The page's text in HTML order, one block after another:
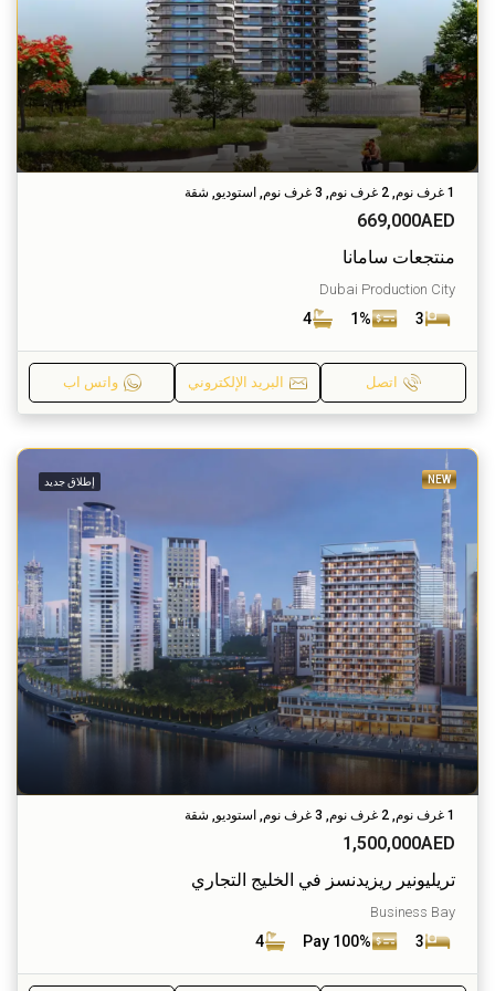
1 غرف نوم, 2 غرف نوم, 3 غرف نوم, استوديو, شقة
669,000AED
منتجعات سامانا
Dubai Production City
3
1%
4
اتصل البريد الإلكتروني واتس اب
NEW إطلاق جديد
1 غرف نوم, 2 غرف نوم, 3 غرف نوم, استوديو, شقة
1,500,000AED
تريليونير ريزيدنسز في الخليج التجاري
Business Bay
3
Pay 100%
4